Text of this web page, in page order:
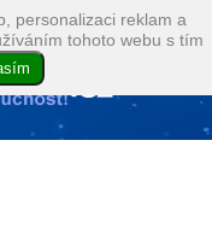
personalizaci reklam a
tohoto webu s tím